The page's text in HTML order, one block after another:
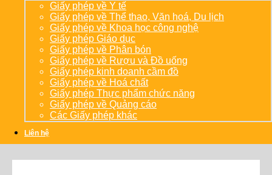
Giấy phép về Y tế
Giấy phép về Thể thao, Văn hoá, Du lịch
Giấy phép về Khoa học công nghệ
Giấy phép Giáo dục
Giấy phép về Phân bón
Giấy phép về Rượu và Đồ uống
Giấy phép kinh doanh cầm đồ
Giấy phép về Hoá chất
Giấy phép Thực phẩm chức năng
Giấy phép về Quảng cáo
Các Giấy phép khác
Liên hệ